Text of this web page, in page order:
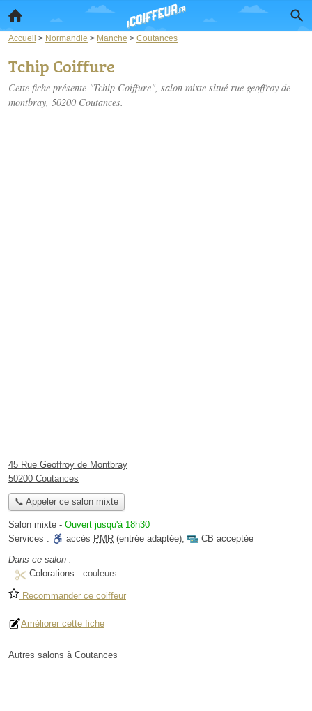
Accueil > Normandie > Manche > Coutances
Tchip Coiffure
Cette fiche présente "Tchip Coiffure", salon mixte situé rue geoffroy de
montbray, 50200 Coutances.
45 Rue Geoffroy de Montbray
50200 Coutances
📞 Appeler ce salon mixte
Salon mixte - Ouvert jusqu'à 18h30
Services :
accès PMR (entrée adaptée),
CB acceptée
Dans ce salon :
Colorations : couleurs
Recommander ce coiffeur
Améliorer cette fiche
Autres salons à Coutances